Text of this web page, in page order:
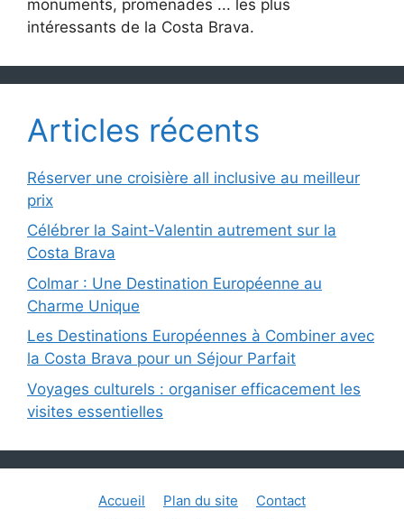
monuments, promenades ... les plus
intéressants de la Costa Brava.
Articles récents
Réserver une croisière all inclusive au meilleur
prix
Célébrer la Saint-Valentin autrement sur la
Costa Brava
Colmar : Une Destination Européenne au
Charme Unique
Les Destinations Européennes à Combiner avec
la Costa Brava pour un Séjour Parfait
Voyages culturels : organiser efficacement les
visites essentielles
Accueil Plan du site
Contact